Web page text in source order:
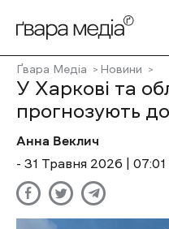
Ґвара Медіа Новини
У Харкові та
прогнозують
Анна Веклич
- 31 Травня 2026 | 07:01